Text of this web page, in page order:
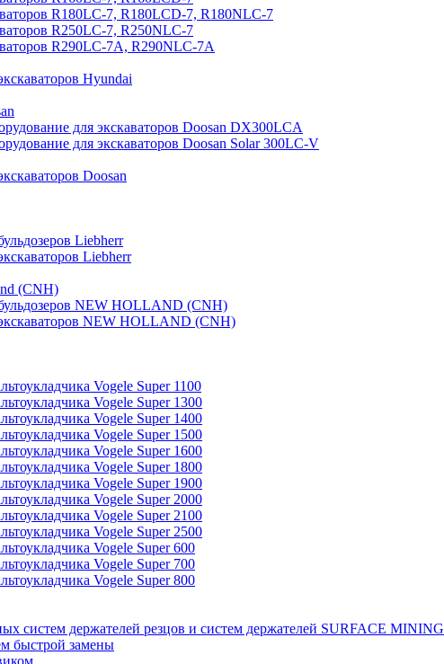
R180LC-7, R180LCD-7, R180NLC-7
R250LC-7, R250NLC-7
R290LC-7A, R290NLC-7A
Hyundai
для экскаваторов Doosan DX300LCA
для экскаваторов Doosan Solar 300LC-V
Doosan
Liebherr
Liebherr
(CNH)
NEW HOLLAND (CNH)
NEW HOLLAND (CNH)
Vogele Super 1100
Vogele Super 1300
Vogele Super 1400
Vogele Super 1500
Vogele Super 1600
Vogele Super 1800
Vogele Super 1900
Vogele Super 2000
Vogele Super 2100
Vogele Super 2500
Vogele Super 600
Vogele Super 700
Vogele Super 800
систем держателей резцов и систем держателей SURFACE MINING
быстрой замены